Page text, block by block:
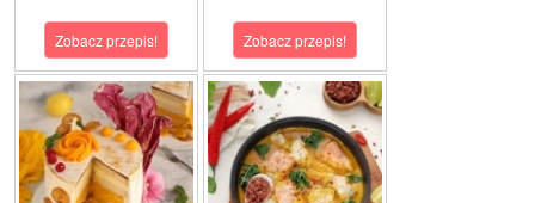
Zobacz przepis! Zobacz przepis!